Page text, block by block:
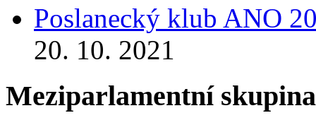
Poslanecký klub ANO
20. 10. 2021
Meziparlamentní